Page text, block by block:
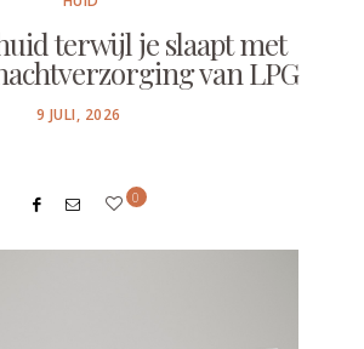
terwijl je slaapt met
van LPG
POSTED
9 JULI, 2026
0